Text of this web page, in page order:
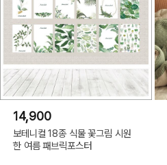
14,900
보테니컬 18종 식물 꽃그림 시원
한 여름 패브릭포스터